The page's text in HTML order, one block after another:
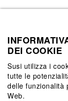
DEI COOKIE
Susi utilizza i
tutte le
delle funzionalità
Web.